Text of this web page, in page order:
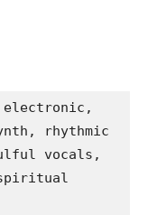
electronic,
rhythmic
vocals,